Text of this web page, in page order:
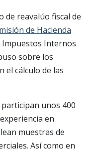
de reavalúo fiscal de
de Hacienda
Impuestos Internos
sobre los
el cálculo de las
unos 400
en
muestras de
Así como en